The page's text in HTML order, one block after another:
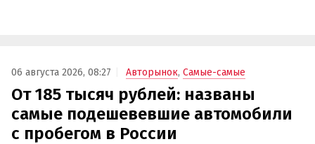
06 августа 2026, 08:27 Авторынок, Самые-самые
От 185 тысяч рублей: названы
самые подешевевшие автомобили
с пробегом в России